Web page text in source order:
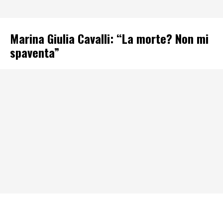
Marina Giulia Cavalli: “La morte? Non mi
spaventa”